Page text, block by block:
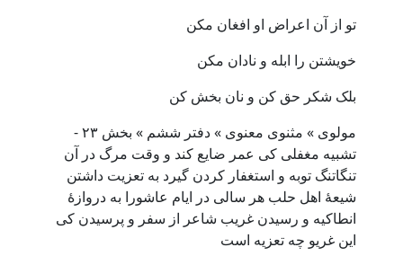
تو از آن اعراض او افغان مکن
خویشتن را ابله و نادان مکن
بلک شکر حق کن و نان بخش کن
مولوی » مثنوی معنوی » دفتر ششم » بخش ۲۳ -
تشبیه مغفلی کی عمر ضایع کند و وقت مرگ در آن
تنگاتنگ توبه و استغفار کردن گیرد به تعزیت داشتن
شیعهٔ اهل حلب هر سالی در ایام عاشورا به دروازهٔ
انطاکیه و رسیدن غریب شاعر از سفر و پرسیدن کی
این غریو چه تعزیه است